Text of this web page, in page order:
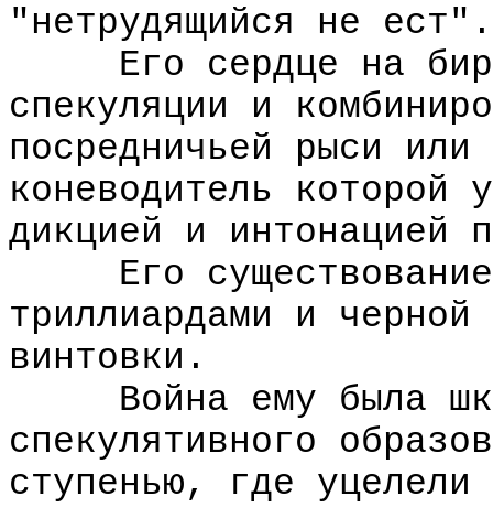
"нетрудящийся не ест".
Его сердце на
спекуляции и
посредничьей рыси
коневодитель которой
дикцией и интонацией
Его существование
триллиардами и
винтовки.
Война ему была
спекулятивного
ступенью, где уцелели